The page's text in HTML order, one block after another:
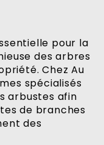
pour la
des arbres
Chez Au
spécialisés
arbustes afin
de branches
des